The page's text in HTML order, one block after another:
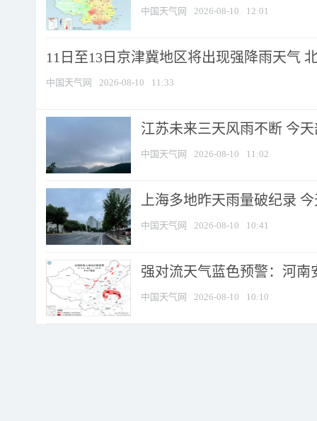
中国天气网 2026-08-10 12:01
11日至13日京津冀地区将出现强降雨天气
中国天气网 2026-08-10 11:33
江苏未来三天风雨不断 今
中国天气网 2026-08-10 11:02
上海多地昨天雨量破纪录
中国天气网 2026-08-10 10:41
强对流天气蓝色预警：河南
中国天气网 2026-08-10 10:10